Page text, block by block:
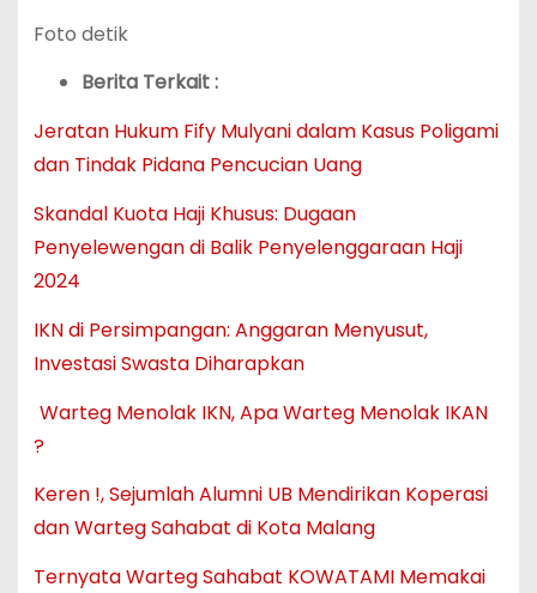
Foto detik
Berita Terkait :
Jeratan Hukum Fify Mulyani dalam Kasus Poligami
dan Tindak Pidana Pencucian Uang
Skandal Kuota Haji Khusus: Dugaan
Penyelewengan di Balik Penyelenggaraan Haji
2024
IKN di Persimpangan: Anggaran Menyusut,
Investasi Swasta Diharapkan
Warteg Menolak IKN, Apa Warteg Menolak IKAN
?
Keren !, Sejumlah Alumni UB Mendirikan Koperasi
dan Warteg Sahabat di Kota Malang
Ternyata Warteg Sahabat KOWATAMI Memakai